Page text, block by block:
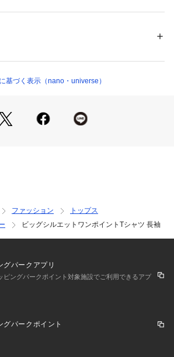
トの長袖Tシャツ。ルーズなサイズ感が
に仕上がる、シンプルなデザインが魅力
る1着
するエクリュ/モスグリーン
して活かすレイヤードスタイルも◎
白× アイロン150℃ ドライ弱い タンブル乾燥×
弱い
（モール）
基づく表示（nano・universe）
ファッション
トップス
ビッグシルエットワンポイントTシャツ 長袖
グパークアプリ
ピングパークポイント対象施設でご利用できるアプ
グパークポイント